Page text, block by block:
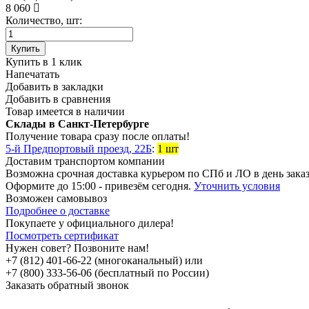
8 060
Количество, шт:
Купить
Купить в 1 клик
Напечатать
Добавить в закладки
Добавить в сравнения
Товар имеется в наличии
Склады в Санкт-Петербурге
Получение товара сразу после оплаты!
5-й Предпортовый проезд, 22Б: 1 шт
Доставим транспортом компании
Возможна срочная доставка курьером по СПб и ЛО в день
Оформите до 15:00 - привезём сегодня. Уточнить условия
Возможен самовывоз
Подробнее о доставке
Покупаете у официального дилера!
Посмотреть сертификат
Нужен совет? Позвоните нам!
+7 (812) 401-66-22 (многоканальный) или
+7 (800) 333-56-06 (бесплатный по России)
Заказать обратный звонок